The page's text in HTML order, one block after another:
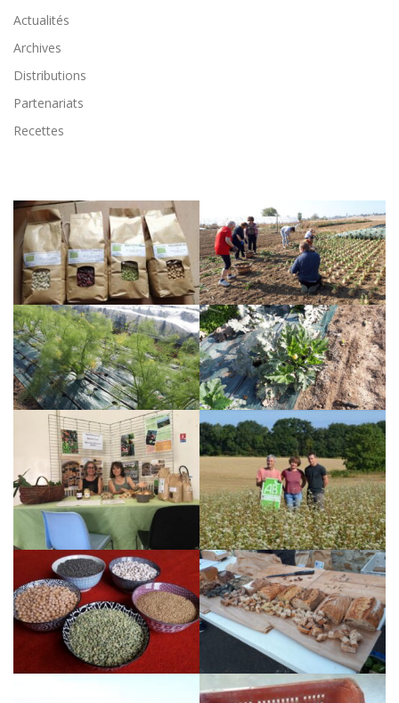
Actualités
Archives
Distributions
Partenariats
Recettes